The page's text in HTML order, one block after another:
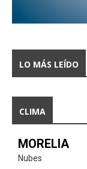
LO MÁS LEÍDO
CLIMA
MORELIA
Nubes